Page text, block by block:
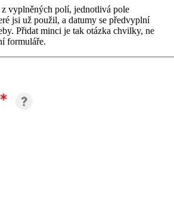
vyplněných polí, jednotlivá pole
jsi už použil, a datumy se předvyplní
Přidat minci je tak otázka chvilky, ne
formuláře.